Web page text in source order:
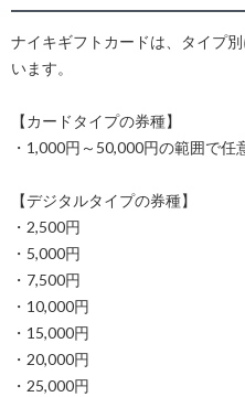
ナイキギフトカードは、タイプ
います。
【カードタイプの券種】
・1,000円～50,000円の範囲で任
【デジタルタイプの券種】
・2,500円
・5,000円
・7,500円
・10,000円
・15,000円
・20,000円
・25,000円